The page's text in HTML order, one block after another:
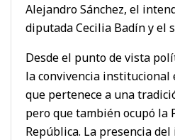
Alejandro Sánchez, el
diputada Cecilia Badín y el
Desde el punto de vista
la convivencia
que pertenece a una
pero que también ocupó la
República. La presencia